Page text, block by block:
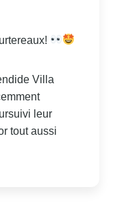
Villa
leur
tout aussi